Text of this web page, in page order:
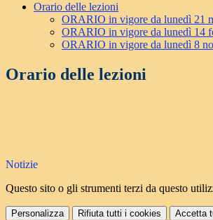
Orario delle lezioni
ORARIO in vigore da lunedì 21
ORARIO in vigore da lunedì 14
ORARIO in vigore da lunedì 8
Orario delle lezioni
Notizie
Questo sito o gli strumenti terzi da questo
Personalizza Rifiuta tutti i cookies Accetta